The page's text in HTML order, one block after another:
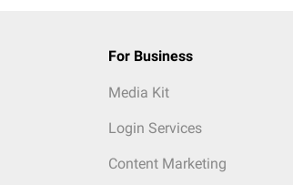
For Business
Media Kit
Login Services
Content Marketing